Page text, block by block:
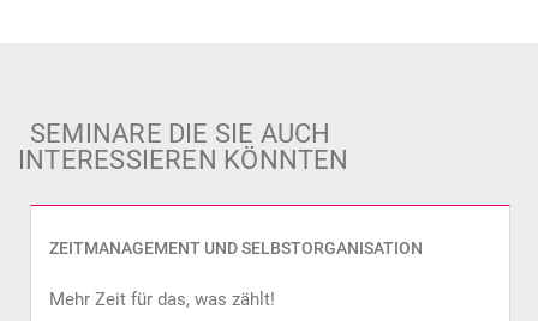
SEMINARE DIE SIE AUCH
INTERESSIEREN KÖNNTEN
ZEITMANAGEMENT UND SELBSTORGANISATION
Mehr Zeit für das, was zählt!